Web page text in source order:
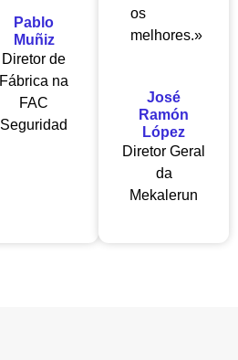
Pablo
Muñiz
Diretor de
Fábrica na
FAC
Seguridad
os
melhores.»
José
Ramón
López
Diretor Geral
da
Mekalerun